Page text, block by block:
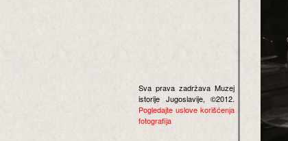
Sva prava zadržava Muzej
istorije Jugoslavije, ©2012.
Pogledajte uslove korišćenja
fotografija